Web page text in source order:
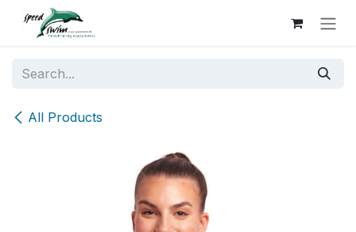
Skip to Content
All Products